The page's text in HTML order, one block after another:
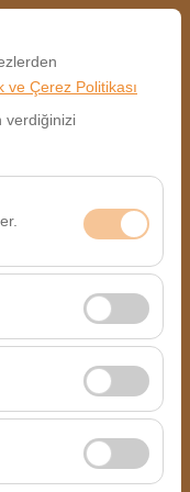
ve Çerez Politikası
verdiğinizi
güvenlik,
Devre
(ziyaretçi sayısı,
sitesi
sürekli
kişiselleştirilmiş
ölçmemize
Bugün Kiralayın!
09:00